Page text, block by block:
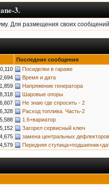
3.
Для размещения своих
Последние сообщения
8,318
6,607
6,328
5,588
5,152
4,675
4,579
Посиделки в гараже
Время и дата
Напряжение генератора
Шаровые опоры
Не знаю где спросить - 2
Расход топлива. Часть-2
1.6+вариатор
Загорел сервисный ключ
замена центральных
Передняя